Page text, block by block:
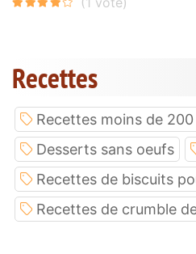
Recettes
Recettes moins de
Desserts sans oeufs
Recettes de biscuits
Recettes de crumble